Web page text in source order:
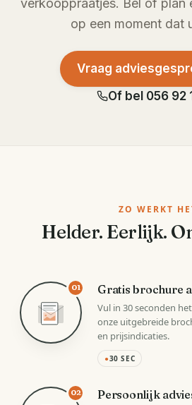
op een moment dat
Vraag
Of bel 056 92
ZO WERKT
Helder. Eerlijk.
01 Gratis brochure
Vul in 30 seconden
onze uitgebreide
en prijsindicaties.
●30 SEC
02 Persoonlijk